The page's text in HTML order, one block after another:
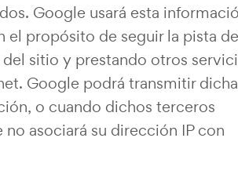
Google usará esta
el propósito de seguir la pista de
sitio y prestando otros
Google podrá transmitir dicha
o cuando dichos terceros
asociará su dirección IP con